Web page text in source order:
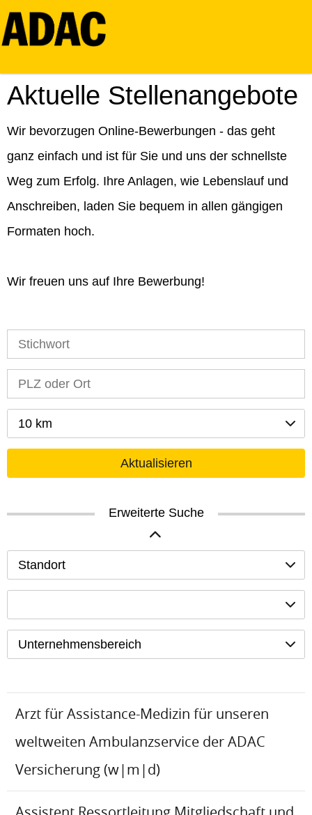
Aktuelle Stellenangebote
Wir bevorzugen Online-Bewerbungen - das geht
ganz einfach und ist für Sie und uns der schnellste
Weg zum Erfolg. Ihre Anlagen, wie Lebenslauf und
Anschreiben, laden Sie bequem in allen gängigen
Formaten hoch.
Wir freuen uns auf Ihre Bewerbung!
10 km
Aktualisieren
Erweiterte Suche
Standort
Unternehmensbereich
Arzt für Assistance-Medizin für unseren
weltweiten Ambulanzservice der ADAC
Versicherung (w|m|d)